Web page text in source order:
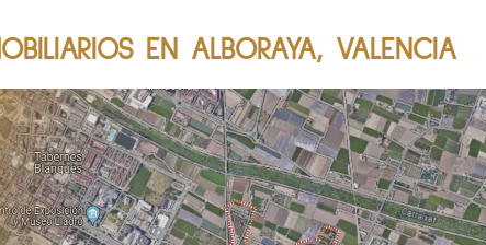
EN ALBORAYA, VALENCIA